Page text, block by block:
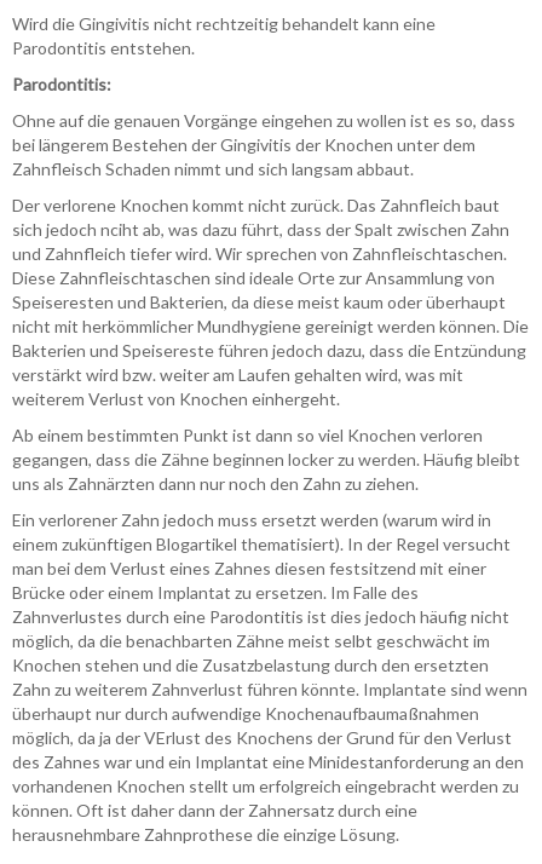
Wird die Gingivitis nicht rechtzeitig behandelt kann eine
Parodontitis entstehen.
Parodontitis:
Ohne auf die genauen Vorgänge eingehen zu wollen ist es so, dass
bei längerem Bestehen der Gingivitis der Knochen unter dem
Zahnfleisch Schaden nimmt und sich langsam abbaut.
Der verlorene Knochen kommt nicht zurück. Das Zahnfleich baut
sich jedoch nciht ab, was dazu führt, dass der Spalt zwischen Zahn
und Zahnfleich tiefer wird. Wir sprechen von Zahnfleischtaschen.
Diese Zahnfleischtaschen sind ideale Orte zur Ansammlung von
Speiseresten und Bakterien, da diese meist kaum oder überhaupt
nicht mit herkömmlicher Mundhygiene gereinigt werden können. Die
Bakterien und Speisereste führen jedoch dazu, dass die Entzündung
verstärkt wird bzw. weiter am Laufen gehalten wird, was mit
weiterem Verlust von Knochen einhergeht.
Ab einem bestimmten Punkt ist dann so viel Knochen verloren
gegangen, dass die Zähne beginnen locker zu werden. Häufig bleibt
uns als Zahnärzten dann nur noch den Zahn zu ziehen.
Ein verlorener Zahn jedoch muss ersetzt werden (warum wird in
einem zukünftigen Blogartikel thematisiert). In der Regel versucht
man bei dem Verlust eines Zahnes diesen festsitzend mit einer
Brücke oder einem Implantat zu ersetzen. Im Falle des
Zahnverlustes durch eine Parodontitis ist dies jedoch häufig nicht
möglich, da die benachbarten Zähne meist selbt geschwächt im
Knochen stehen und die Zusatzbelastung durch den ersetzten
Zahn zu weiterem Zahnverlust führen könnte. Implantate sind wenn
überhaupt nur durch aufwendige Knochenaufbaumaßnahmen
möglich, da ja der VErlust des Knochens der Grund für den Verlust
des Zahnes war und ein Implantat eine Minidestanforderung an den
vorhandenen Knochen stellt um erfolgreich eingebracht werden zu
können. Oft ist daher dann der Zahnersatz durch eine
herausnehmbare Zahnprothese die einzige Lösung.